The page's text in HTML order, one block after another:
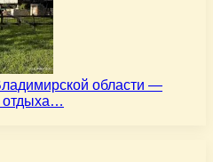
области —
отдыха…